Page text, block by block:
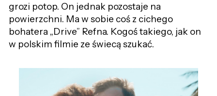
grozi potop. On jednak pozostaje na
powierzchni. Ma w sobie coś z cichego
bohatera „Drive” Refna. Kogoś takiego, jak on
w polskim filmie ze świecą szukać.